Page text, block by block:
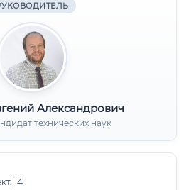
Александрович
технических наук
14